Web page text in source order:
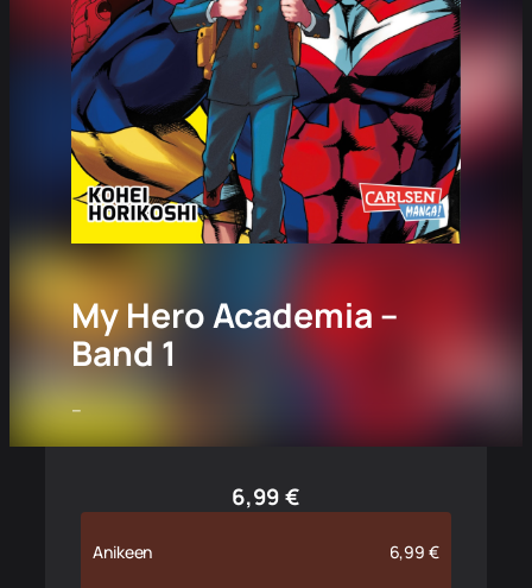
My Hero Academia –
Band 1
–
6,99€
Anikeen 6,99€